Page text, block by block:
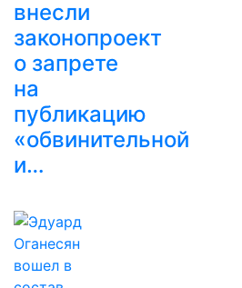
внесли
законопроект
о запрете
на
публикацию
«обвинительной
и…